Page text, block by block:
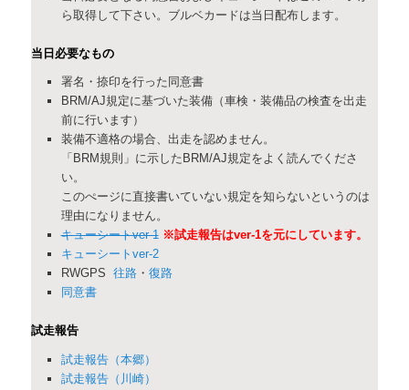
ら取得して下さい。ブルベカードは当日配布します。
当日必要なもの
署名・捺印を行った同意書
BRM/AJ規定に基づいた装備（車検・装備品の検査を出走
前に行います）
装備不適格の場合、出走を認めません。
「BRM規則」に示したBRM/AJ規定をよく読んでくださ
い。
このぺージに直接書いていない規定を知らないというのは
理由になりません。
キューシートver-1 ※試走報告はver-1を元にしています。
キューシートver-2
RWGPS 往路・ 復路
同意書
試走報告
試走報告（本郷）
試走報告（川崎）